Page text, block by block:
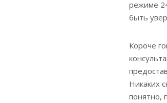
режиме
быть
Короче
Никаких
понятно,